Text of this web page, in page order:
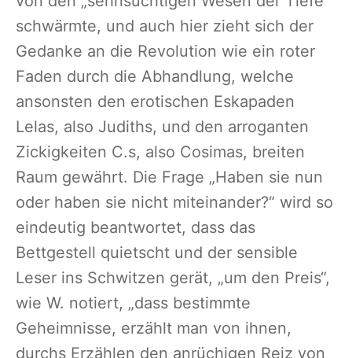
schwärmte, und auch hier zieht sich der
Gedanke an die Revolution wie ein roter
Faden durch die Abhandlung, welche
ansonsten den erotischen Eskapaden
Lelas, also Judiths, und den arroganten
Zickigkeiten C.s, also Cosimas, breiten
Raum gewährt. Die Frage „Haben sie nun
oder haben sie nicht miteinander?“ wird so
eindeutig beantwortet, dass das
Bettgestell quietscht und der sensible
Leser ins Schwitzen gerät, „um den Preis“,
wie W. notiert, „dass bestimmte
Geheimnisse, erzählt man von ihnen,
durchs Erzählen den anrüchigen Reiz von